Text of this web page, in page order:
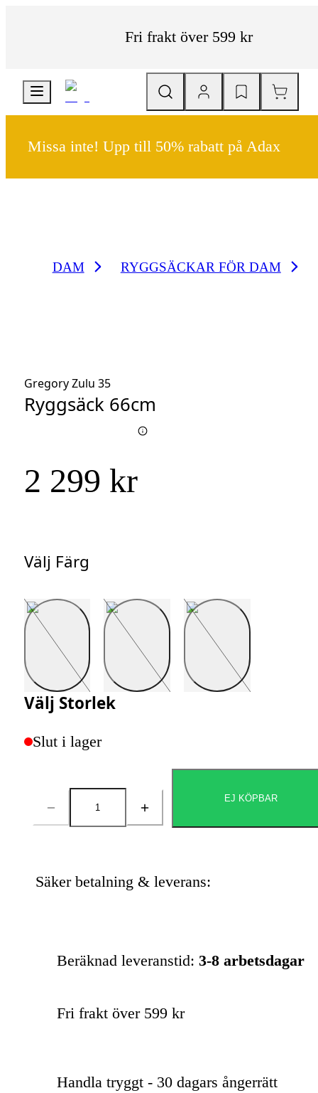
Fri frakt över 599 kr
Missa inte! Upp till 50% rabatt på Adax
DAM RYGGSÄCKAR FÖR DAM
Gregory Zulu 35
Ryggsäck 66cm
2 299 kr
Välj Färg
Välj Färg
Välj Storlek
Slut i lager
Antal
EJ KÖPBAR
Säker betalning & leverans:
Beräknad leveranstid: 3-8 arbetsdagar
Fri frakt över 599 kr
Handla tryggt - 30 dagars ångerrätt